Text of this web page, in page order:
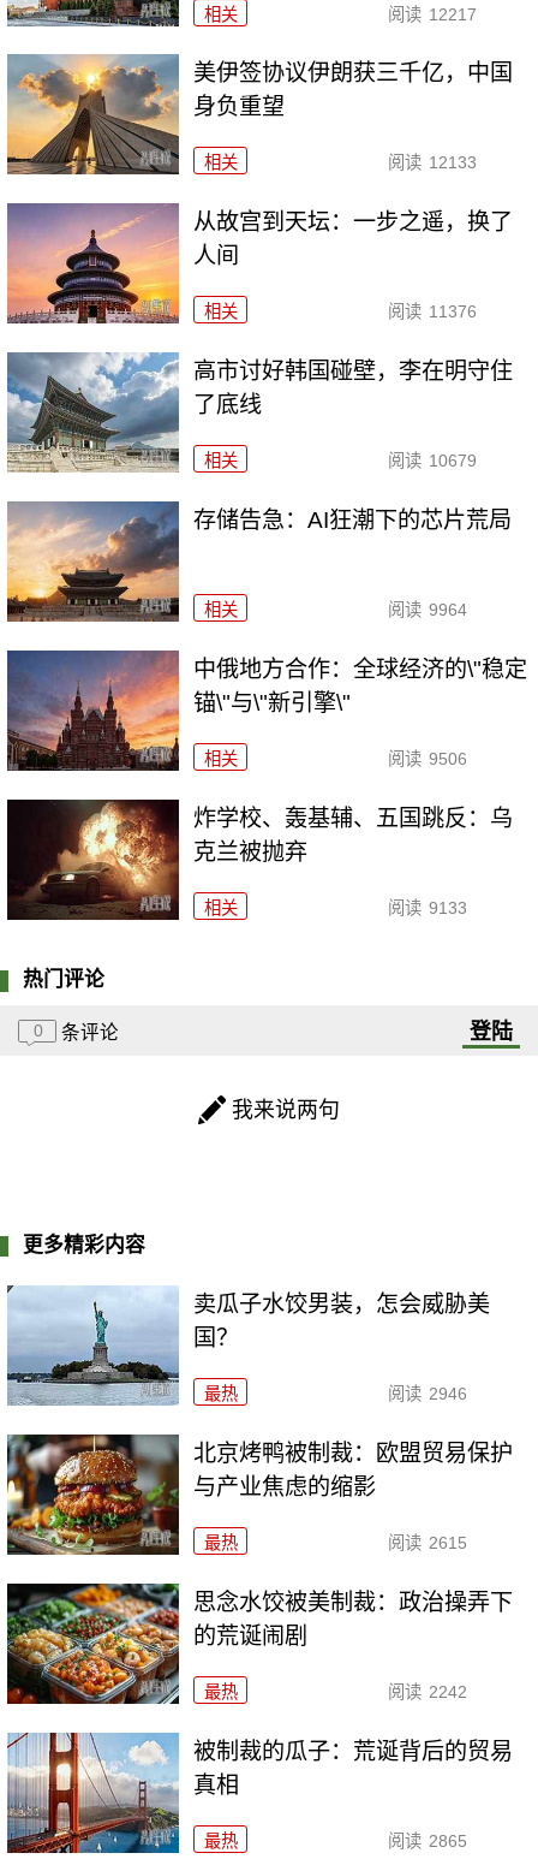
相关 阅读 12217
美伊签协议伊朗获三千亿，中国
身负重望
相关 阅读 12133
从故宫到天坛：一步之遥，换了
人间
相关 阅读 11376
高市讨好韩国碰壁，李在明守住
了底线
相关 阅读 10679
存储告急：AI狂潮下的芯片荒局
相关 阅读 9964
中俄地方合作：全球经济的\"稳定
锚\"与\"新引擎\"
相关 阅读 9506
炸学校、轰基辅、五国跳反：乌
克兰被抛弃
相关 阅读 9133
热门评论
0 条评论 登陆
我来说两句
更多精彩内容
卖瓜子水饺男装，怎会威胁美
国？
最热 阅读 2946
北京烤鸭被制裁：欧盟贸易保护
与产业焦虑的缩影
最热 阅读 2615
思念水饺被美制裁：政治操弄下
的荒诞闹剧
最热 阅读 2242
被制裁的瓜子：荒诞背后的贸易
真相
最热 阅读 2865